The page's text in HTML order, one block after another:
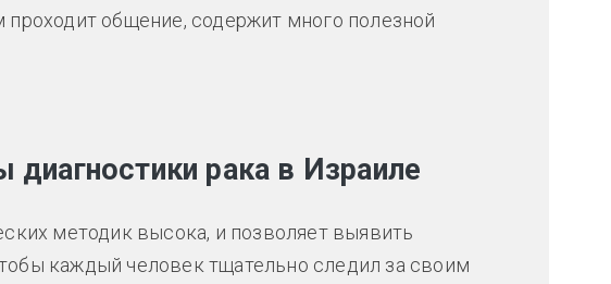
общение, содержит много полезной
рака в Израиле
методик высока, и позволяет выявить
каждый человек тщательно следил за своим